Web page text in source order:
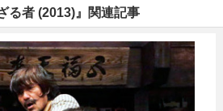
る者 (2013)』関連記事